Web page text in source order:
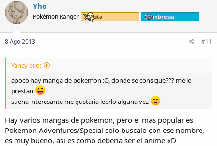
Yho
Pokémon Ranger Artista Membresía
8 Ago 2013 #11
Yancy dijo:
apoco hay manga de pokemon :O, donde se consigue??? me lo
prestan
suena interesante me gustaria leerlo alguna vez
Hay varios mangas de pokemon, pero el mas popular es
Pokemon Adventures/Special solo buscalo con ese nombre,
es muy bueno, asi es como deberia ser el anime xD